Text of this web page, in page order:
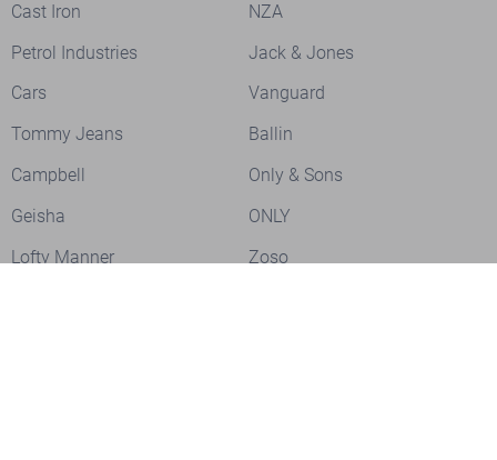
Cast Iron
NZA
Petrol Industries
Jack & Jones
Cars
Vanguard
Tommy Jeans
Ballin
Campbell
Only & Sons
Geisha
ONLY
Lofty Manner
Zoso